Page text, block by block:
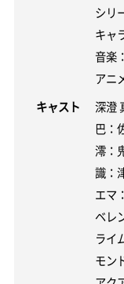
シリ
キャ
音楽
アニ
キャスト
深澄
巴：
澪：
識：
エマ
ベレ
ライ
モン